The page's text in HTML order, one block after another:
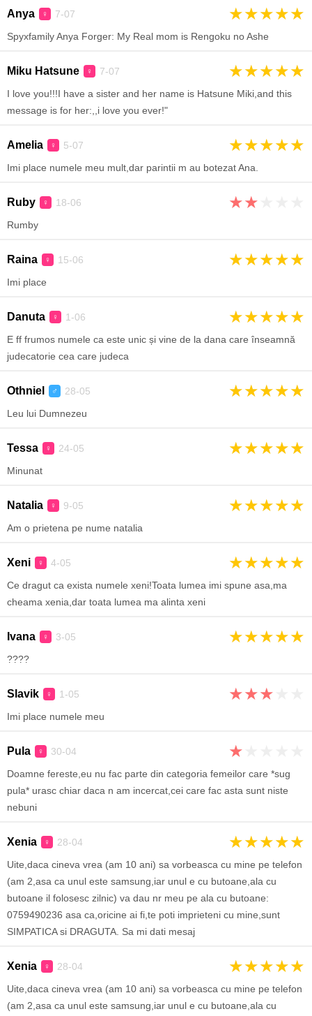
Anya ♀ 7-07 ★★★★★
Spyxfamily Anya Forger: My Real mom is Rengoku no Ashe
Miku Hatsune ♀ 7-07 ★★★★★
I love you!!!I have a sister and her name is Hatsune Miki,and this
message is for her:,,i love you ever!"
Amelia ♀ 5-07 ★★★★★
Imi place numele meu mult,dar parintii m au botezat Ana.
Ruby ♀ 18-06 ★★
Rumby
Raina ♀ 15-06 ★★★★★
Imi place
Danuta ♀ 1-06 ★★★★★
E ff frumos numele ca este unic și vine de la dana care înseamnă
judecatorie cea care judeca
Othniel ♂ 28-05 ★★★★★
Leu lui Dumnezeu
Tessa ♀ 24-05 ★★★★★
Minunat
Natalia ♀ 9-05 ★★★★★
Am o prietena pe nume natalia
Xeni ♀ 4-05 ★★★★★
Ce dragut ca exista numele xeni!Toata lumea imi spune asa,ma
cheama xenia,dar toata lumea ma alinta xeni
Ivana ♀ 3-05 ★★★★★
????
Slavik ♀ 1-05 ★★★
Imi place numele meu
Pula ♀ 30-04 ★
Doamne fereste,eu nu fac parte din categoria femeilor care *sug
pula* urasc chiar daca n am incercat,cei care fac asta sunt niste
nebuni
Xenia ♀ 28-04 ★★★★★
Uite,daca cineva vrea (am 10 ani) sa vorbeasca cu mine pe telefon
(am 2,asa ca unul este samsung,iar unul e cu butoane,ala cu
butoane il folosesc zilnic) va dau nr meu pe ala cu butoane:
0759490236 asa ca,oricine ai fi,te poti imprieteni cu mine,sunt
SIMPATICA si DRAGUTA. Sa mi dati mesaj
Xenia ♀ 28-04 ★★★★★
Uite,daca cineva vrea (am 10 ani) sa vorbeasca cu mine pe telefon
(am 2,asa ca unul este samsung,iar unul e cu butoane,ala cu